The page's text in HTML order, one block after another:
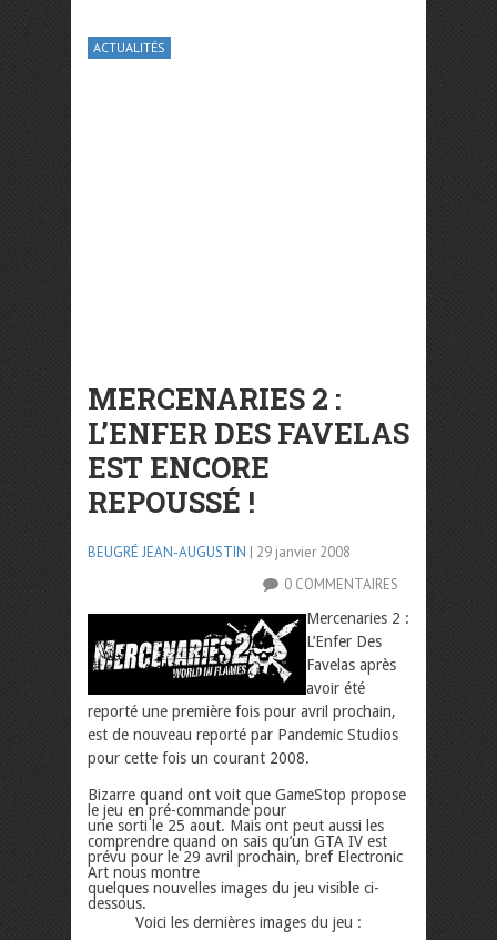
ACTUALITÉS
MERCENARIES 2 :
L’ENFER DES FAVELAS
EST ENCORE
REPOUSSÉ !
BEUGRÉ JEAN-AUGUSTIN | 29 janvier 2008
0 COMMENTAIRES
Mercenaries 2 :
L’Enfer Des
Favelas après
avoir été
reporté une première fois pour avril prochain,
est de nouveau reporté par Pandemic Studios
pour cette fois un courant 2008.
Bizarre quand ont voit que GameStop propose
le jeu en pré-commande pour
une sorti le 25 aout. Mais ont peut aussi les
comprendre quand on sais qu’un GTA IV est
prévu pour le 29 avril prochain, bref Electronic
Art nous montre
quelques nouvelles images du jeu visible ci-
dessous.
Voici les dernières images du jeu :